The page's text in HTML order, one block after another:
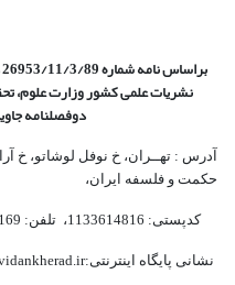
براساس نامه شماره 26953/11/3/89 در جلسة مورخ 31/6/89 کمیسیون
نشریات علمی کشور وزارت علوم،
دوفصلنامه
حکمت و فلسفه ایران،‌
کدپستی: 1133614816، تلفن: 66492169 - 021 نمابر: 66962700 - 021
نشانی پایگاه اینترنتی:www.javidankherad.ir